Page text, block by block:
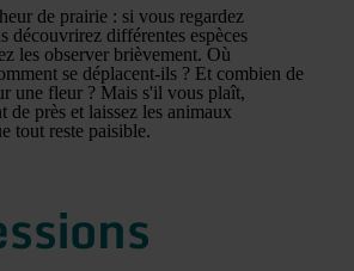
de prairie : si vous regardez
découvrirez différentes espèces
les observer brièvement. Où
se déplacent-ils ? Et combien de
une fleur ? Mais s'il vous plaît,
de près et laissez les animaux
tout reste paisible.